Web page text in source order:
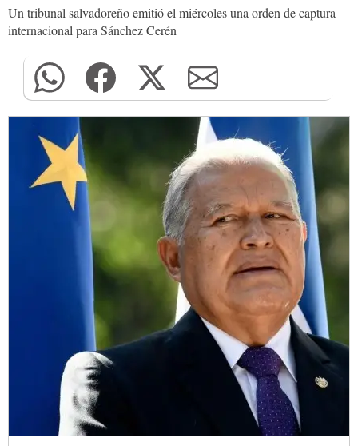
Un tribunal salvadoreño emitió el miércoles una orden de captura
internacional para Sánchez Cerén